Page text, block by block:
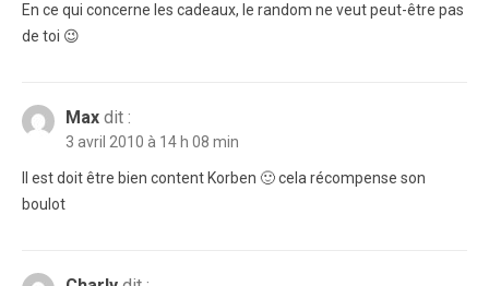
En ce qui concerne les cadeaux, le random ne veut peut-être pas
de toi 😉
Max dit :
3 avril 2010 à 14 h 08 min
Il est doit être bien content Korben 🙂 cela récompense son
boulot